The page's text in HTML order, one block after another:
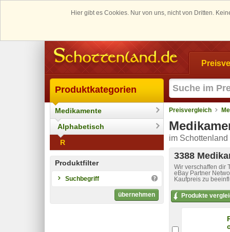
Hier gibt es Cookies. Nur von uns, nicht von Dritten.
Produktkategorien
Medikamente
Alphabetisch
R
Produktfilter
Suchbegriff
übernehmen
Preisvergleich
im
3388
Wir verschaffen dir
eBay Partner
Kaufpreis zu
Produkte